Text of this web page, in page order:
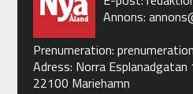
Annons:
Prenumeration:
Adress: Norra Esplanadgatan
22100 Mariehamn